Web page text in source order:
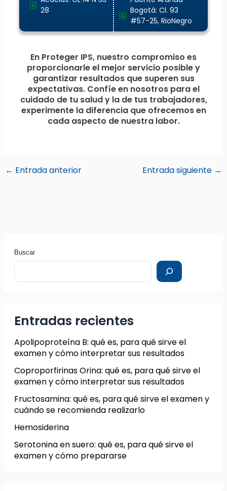
28
Bogotá: Cl. 93
#57-25, RioNegro
En Proteger IPS, nuestro compromiso es
proporcionarle el mejor servicio posible y
garantizar resultados que superen sus
expectativas. Confíe en nosotros para el
cuidado de tu salud y la de tus trabajadores,
experimente la diferencia que ofrecemos en
cada aspecto de nuestra labor.
← Entrada anterior Entrada siguiente →
Buscar
Entradas recientes
Apolipoproteína B: qué es, para qué sirve el
examen y cómo interpretar sus resultados
Coproporfirinas Orina: qué es, para qué sirve el
examen y cómo interpretar sus resultados
Fructosamina: qué es, para qué sirve el examen y
cuándo se recomienda realizarlo
Hemosiderina
Serotonina en suero: qué es, para qué sirve el
examen y cómo prepararse